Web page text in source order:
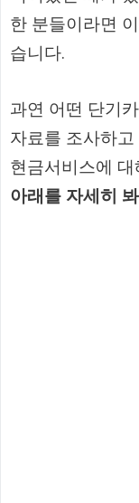
한 분들이라면
습니다.
과연 어떤 단기
자료를 조사하
현금서비스에
아래를 자세히